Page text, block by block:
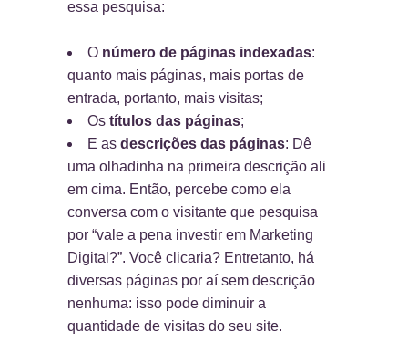
essa pesquisa:
O número de páginas indexadas:
quanto mais páginas, mais portas de
entrada, portanto, mais visitas;
Os títulos das páginas;
E as descrições das páginas: Dê
uma olhadinha na primeira descrição ali
em cima. Então, percebe como ela
conversa com o visitante que pesquisa
por “vale a pena investir em Marketing
Digital?”. Você clicaria? Entretanto, há
diversas páginas por aí sem descrição
nenhuma: isso pode diminuir a
quantidade de visitas do seu site.